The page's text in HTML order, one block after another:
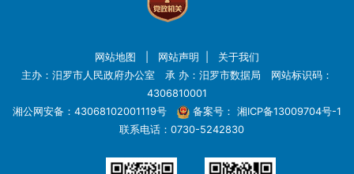
网站地图 网站声明
关于我们
主办：汨罗市人民政府办公室 承 办：汨罗市数据局 网站标识码：
4306810001
湘公网安备：43068102001119号
备案号： 湘ICP备13009704号-1
联系电话：0730-5242830